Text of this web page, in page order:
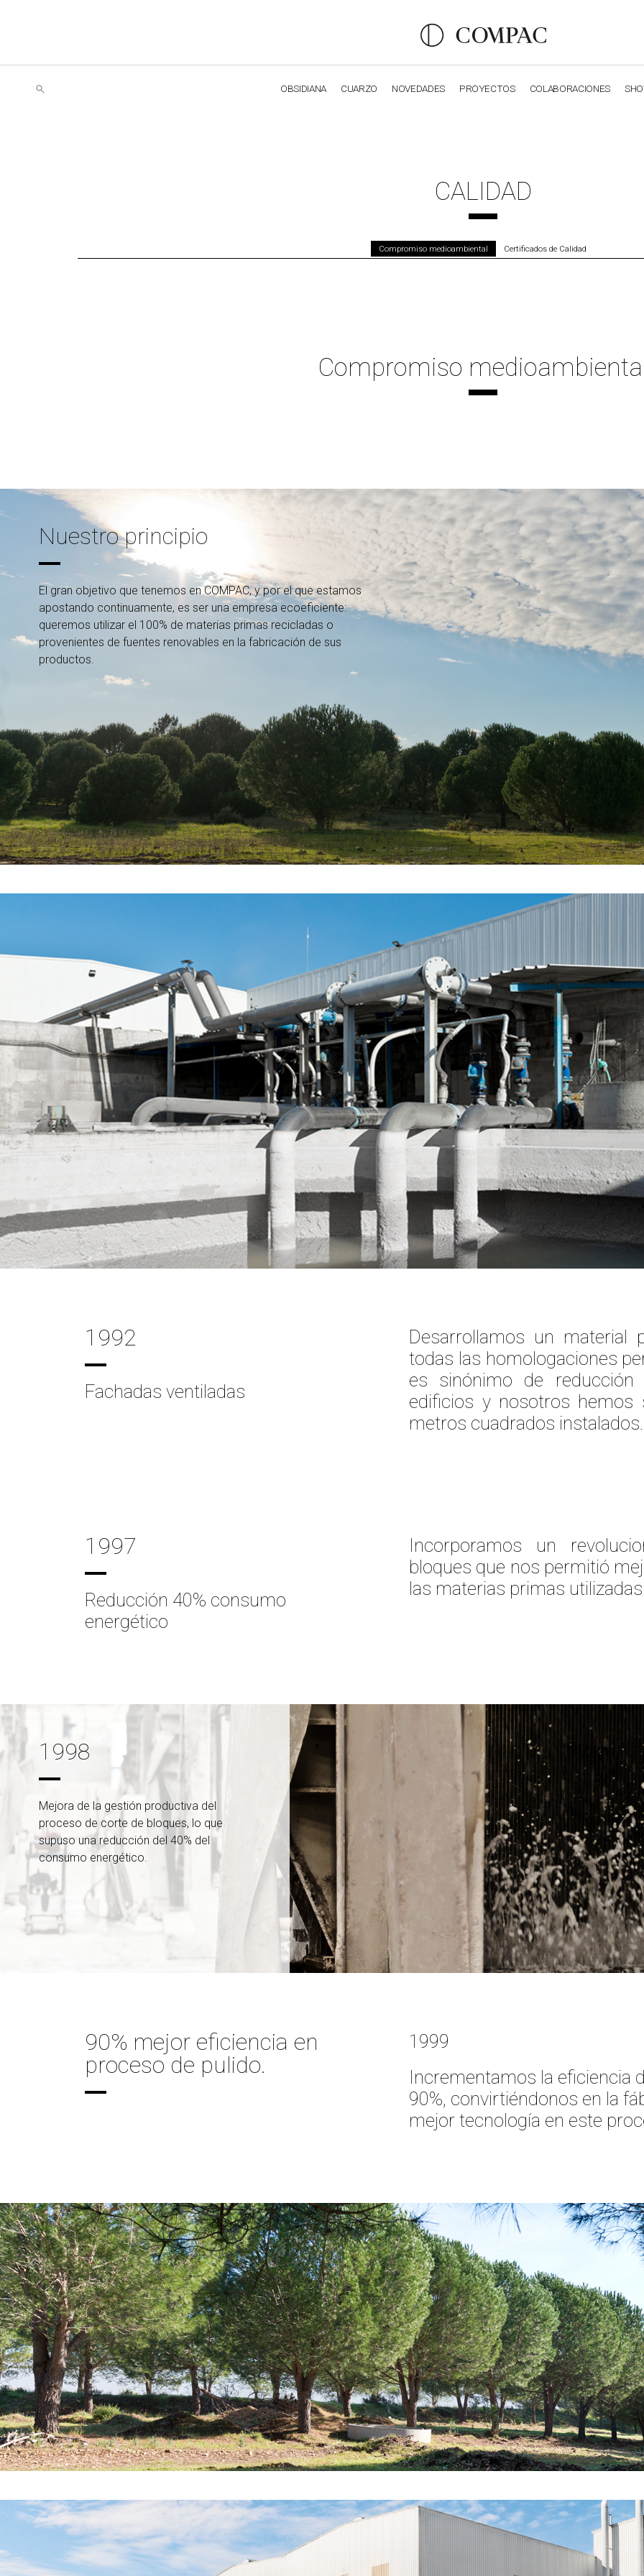
OBSIDIANA CUARZO NOVEDADES PROYECTOS COLABORACIONES
CALIDAD
Compromiso medioambiental Certificados de Calidad
Compromiso
Nuestro principio
El gran objetivo que tenemos en COMPAC, y por el que estamos
apostando continuamente, es ser una empresa ecoeficiente:
queremos utilizar el 100% de materias primas recicladas o
provenientes de fuentes renovables en la fabricación de sus
productos.
1992
Fachadas ventiladas
Desarrollamos un material
todas las homologaciones
es sinónimo de
edificios y nosotros hemos
metros cuadrados instalados.
1997
Reducción 40% consumo
energético
Incorporamos un
bloques que nos permitió
las materias primas
1998
Mejora de la gestión productiva del
proceso de corte de bloques, lo que
supuso una reducción del 40% del
consumo energético.
90% mejor eficiencia en
proceso de pulido.
1999
Incrementamos la eficiencia
90%, convirtiéndonos en la
mejor tecnología en este